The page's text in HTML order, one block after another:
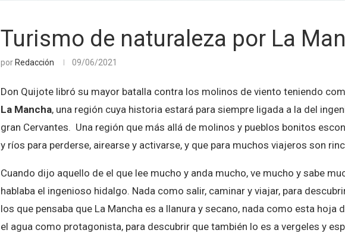
Turismo de naturaleza por La
por Redacción 09/06/2021
Don Quijote libró su mayor batalla contra los molinos de viento teniendo
La Mancha, una región cuya historia estará para siempre ligada a la del
gran Cervantes. Una región que más allá de molinos y pueblos bonitos
y ríos para perderse, airearse y activarse, y que para muchos viajeros son
Cuando dijo aquello de el que lee mucho y anda mucho, ve mucho y sabe
hablaba el ingenioso hidalgo. Nada como salir, caminar y viajar, para
los que pensaba que La Mancha es a llanura y secano, nada como esta hoja
el agua como protagonista, para descubrir que también lo es a vergeles y